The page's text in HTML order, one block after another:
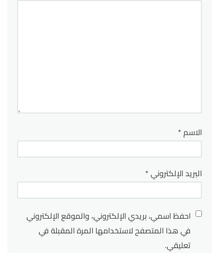
الاسم*
البريد الإلكتروني*
احفظ اسمي، بريدي الإلكتروني، والموقع الإلكتروني
في هذا المتصفح لاستخدامها المرة المقبلة في
تعليقي.